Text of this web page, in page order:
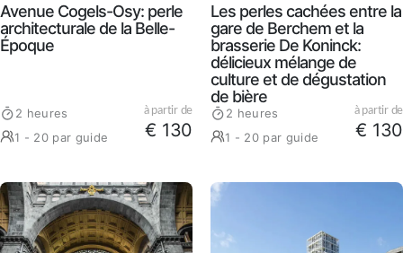
Avenue Cogels-Osy: perle
architecturale de la Belle-
Époque
2 heures
1 - 20 par guide
à partir de
€ 130
Les perles cachées entre la
gare de Berchem et la
brasserie De Koninck:
délicieux mélange de
culture et de dégustation
de bière
2 heures
1 - 20 par guide
à partir de
€ 130